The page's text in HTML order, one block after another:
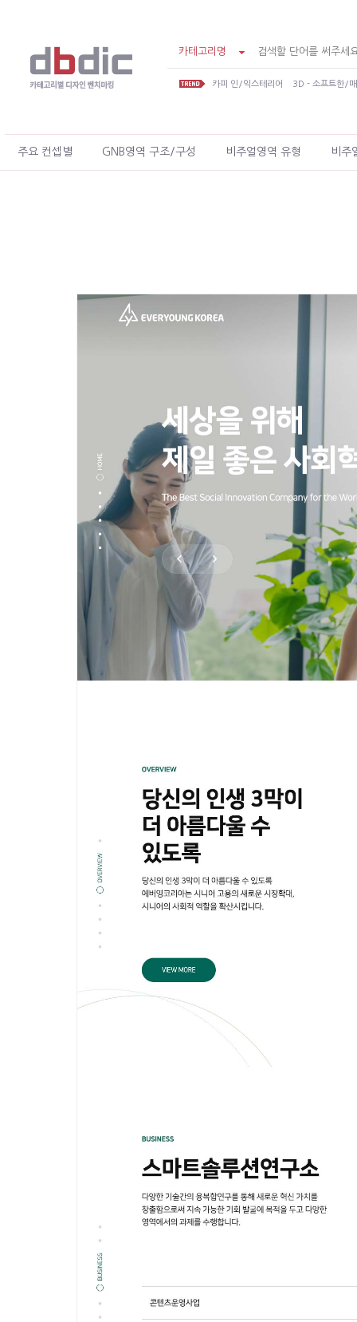
카테고리명
카피 인/익스테리어 3D - 소프트한/
주요 컨셉별 GNB영역 구조/구성 비주얼영역 유형 비주